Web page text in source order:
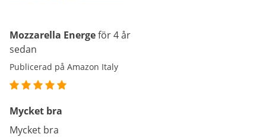
Mozzarella Energeför 4 år
sedan
Publicerad på Amazon Italy
Mycket bra
Mycket bra